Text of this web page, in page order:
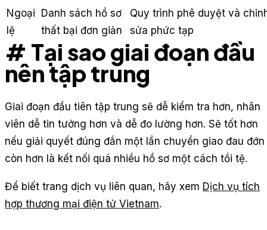
Ngoại
lệ
Danh sách hồ sơ
thất bại đơn giản
Quy trình phê duyệt và
sửa phức tạp
# Tại sao giai đoạn đầu
nên tập trung
Giai đoạn đầu tiên tập trung sẽ dễ kiểm tra hơn, nhân
viên dễ tin tưởng hơn và dễ đo lường hơn. Sẽ tốt hơn
nếu giải quyết đúng đắn một lần chuyển giao đau đớn
còn hơn là kết nối quá nhiều hồ sơ một cách tồi tệ.
Để biết trang dịch vụ liên quan, hãy xem Dịch vụ tích
hợp thương mại điện tử Vietnam.